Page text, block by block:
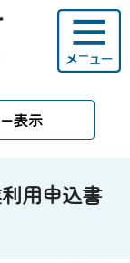
表示
用申込書